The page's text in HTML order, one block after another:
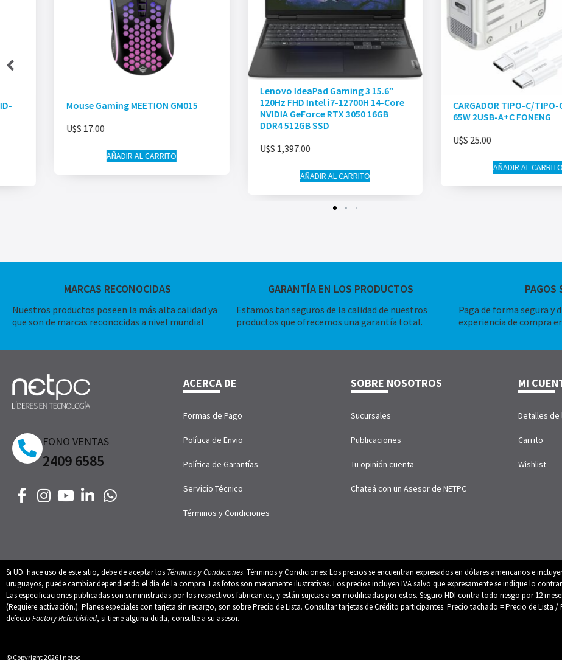
Mouse Gaming MEETION GM015
U$S 17.00
AÑADIR AL CARRITO
Lenovo IdeaPad Gaming 3 15.6″
120Hz FHD Intel i7-12700H 14-Core
NVIDIA GeForce RTX 3050 16GB
DDR4 512GB SSD
U$S 1,397.00
AÑADIR AL CARRITO
CARGADOR TIPO-C/TIPO-
65W 2USB-A+C FONENG
U$S 25.00
AÑADIR AL CARRITO
MARCAS RECONOCIDAS
Nuestros productos poseen la más alta calidad ya
que son de marcas reconocidas a nivel mundial
GARANTÍA EN LOS PRODUCTOS
Estamos tan seguros de la calidad de nuestros
productos que ofrecemos una garantía total.
PAGOS
Paga de forma segura y
experiencia de compra
FONO VENTAS
2409 6585
ACERCA DE
Formas de Pago
Política de Envio
Política de Garantías
Servicio Técnico
Términos y Condiciones
SOBRE NOSOTROS
Sucursales
Publicaciones
Tu opinión cuenta
Chateá con un Asesor de NETPC
MI
Detalles de
Carrito
Wishlist
Si UD. hace uso de este sitio, debe de aceptar los Términos y Condiciones. Términos y Condiciones: Los precios se encuentran expresados en dólares americanos e
uruguayos, puede cambiar dependiendo el día de la compra. Las fotos son meramente ilustrativas. Los precios incluyen IVA salvo que expresamente se indique lo
Las especificaciones publicadas son suministradas por los respectivos fabricantes, y están sujetas a ser modificadas por estos. Seguro HDI contra todo riesgo por 12
(Requiere activación.). Planes especiales con tarjeta sin recargo, son sobre Precio de Lista. Consultar tarjetas de Crédito participantes. Precio tachado = Precio de Lista
defecto Factory Refurbished, si tiene alguna duda, consulte a su asesor.
© Copyright 2026 | netpc